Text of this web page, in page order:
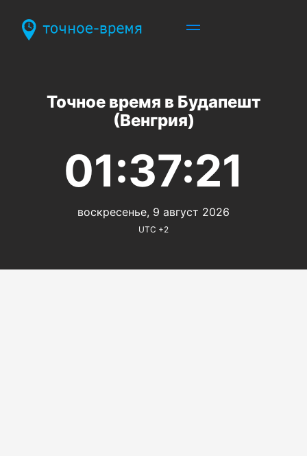
Точное время в Будапешт
(Венгрия)
01:37:21
воскресенье, 9 август 2026
UTC +2